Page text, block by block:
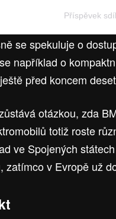
Příspěvek
se spekuluje o
například o
před koncem
otázkou, zda
totiž roste
ve Spojených
zatímco v Evropě už